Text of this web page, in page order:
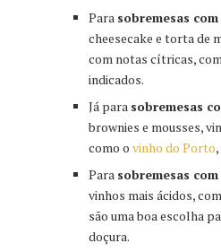
Para sobremesas
cheesecake e torta de
com notas cítricas,
indicados.
Já para sobremesas
brownies e mousses,
como o vinho do Porto
Para sobremesas
vinhos mais ácidos,
são uma boa escolha
doçura.